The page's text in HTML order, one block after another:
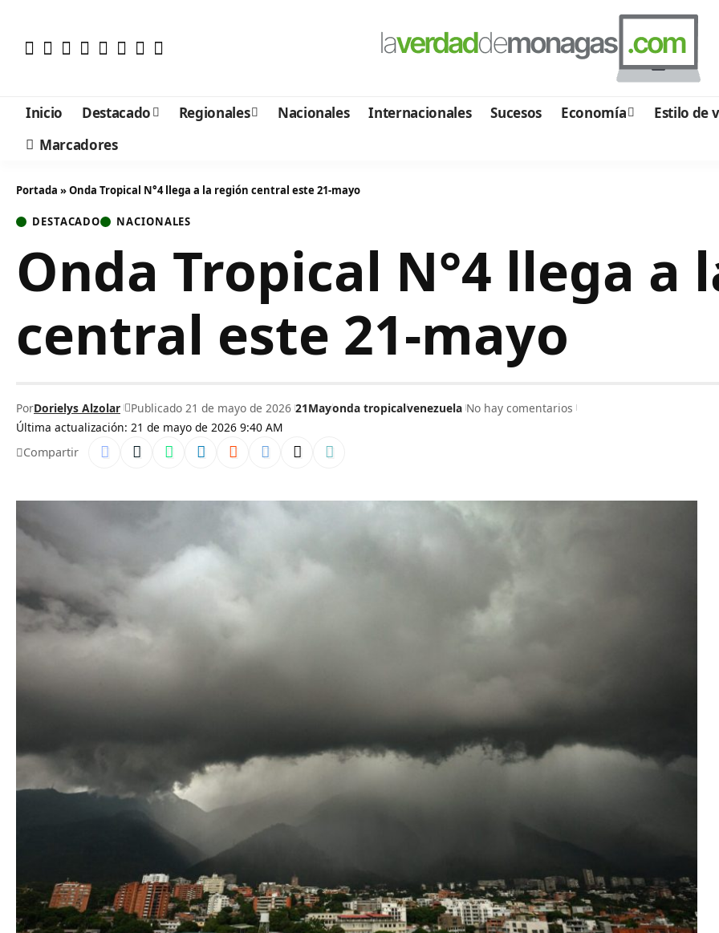
Inicio Destacado Regionales Nacionales Internacionales Sucesos Economía Estilo de
Marcadores
Portada »Onda Tropical N°4 llega a la región central este 21-mayo
DESTACADO NACIONALES
Onda Tropical N°4 llega a
central este 21-mayo
Última actualización: 21 de mayo de 2026 9:40 AM
PorDorielys Alzolar Publicado 21 de mayo de 2026 21Mayonda tropicalvenezuela No hay comentarios
Compartir